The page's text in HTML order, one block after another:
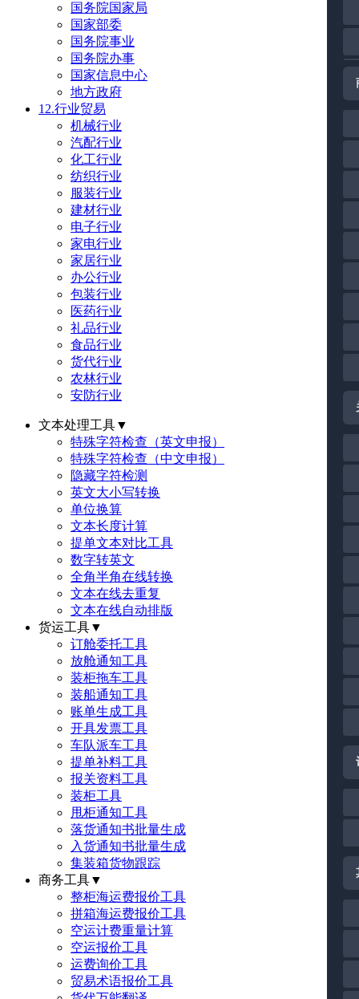
国务院国家局
国家部委
国务院事业
国务院办事
国家信息中心
地方政府
12.行业贸易
机械行业
汽配行业
化工行业
纺织行业
服装行业
建材行业
电子行业
家电行业
家居行业
办公行业
包装行业
医药行业
礼品行业
食品行业
货代行业
农林行业
安防行业
文本处理工具▼
特殊字符检查（英文申报）
特殊字符检查（中文申报）
隐藏字符检测
英文大小写转换
单位换算
文本长度计算
提单文本对比工具
数字转英文
全角半角在线转换
文本在线去重复
文本在线自动排版
货运工具▼
订舱委托工具
放舱通知工具
装柜拖车工具
装船通知工具
账单生成工具
开具发票工具
车队派车工具
提单补料工具
报关资料工具
装柜工具
甩柜通知工具
落货通知书批量生成
入货通知书批量生成
集装箱货物跟踪
商务工具▼
整柜海运费报价工具
拼箱海运费报价工具
空运计费重量计算
空运报价工具
运费询价工具
贸易术语报价工具